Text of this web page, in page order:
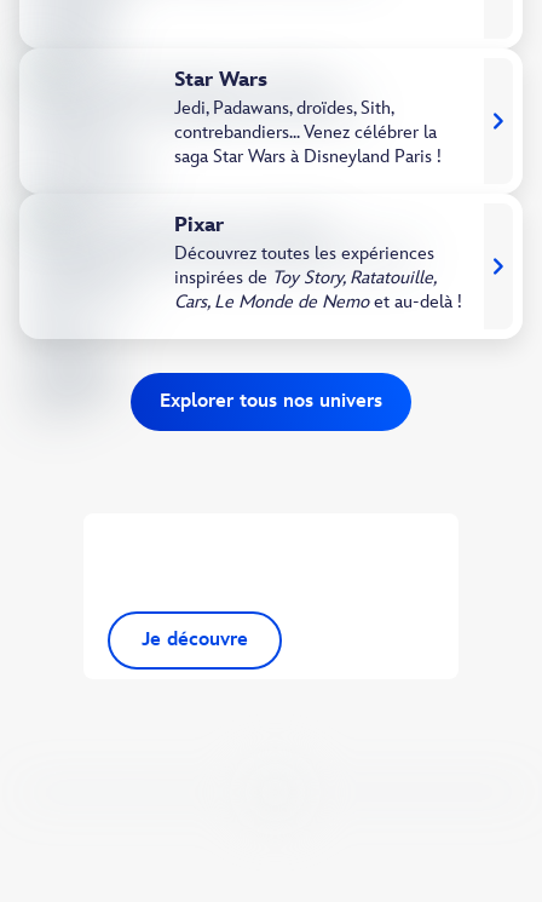
Star Wars
Jedi, Padawans, droïdes, Sith,
contrebandiers... Venez célébrer la
saga Star Wars à Disneyland Paris !
Pixar​
Découvrez toutes les expériences
inspirées de Toy Story, Ratatouille,
Cars, Le Monde de Nemoet au-delà ! ​
Explorer tous nos univers
pour vivre un séjour adapté à toutes vos
envies.Je découvre